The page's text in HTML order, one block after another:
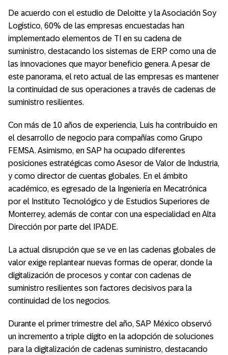
De acuerdo con el estudio de Deloitte y la Asociación Soy
Logístico, 60% de las empresas encuestadas han
implementado elementos de TI en su cadena de
suministro, destacando los sistemas de ERP como una de
las innovaciones que mayor beneficio genera. A pesar de
este panorama, el reto actual de las empresas es mantener
la continuidad de sus operaciones a través de cadenas de
suministro resilientes.
Con más de 10 años de experiencia, Luis ha contribuido en
el desarrollo de negocio para compañías como Grupo
FEMSA. Asimismo, en SAP ha ocupado diferentes
posiciones estratégicas como Asesor de Valor de Industria,
y como director de cuentas globales. En el ámbito
académico, es egresado de la Ingeniería en Mecatrónica
por el Instituto Tecnológico y de Estudios Superiores de
Monterrey, además de contar con una especialidad en Alta
Dirección por parte del IPADE.
La actual disrupción que se ve en las cadenas globales de
valor exige replantear nuevas formas de operar, donde la
digitalización de procesos y contar con cadenas de
suministro resilientes son factores decisivos para la
continuidad de los negocios.
Durante el primer trimestre del año, SAP México observó
un incremento a triple dígito en la adopción de soluciones
para la digitalización de cadenas suministro, destacando